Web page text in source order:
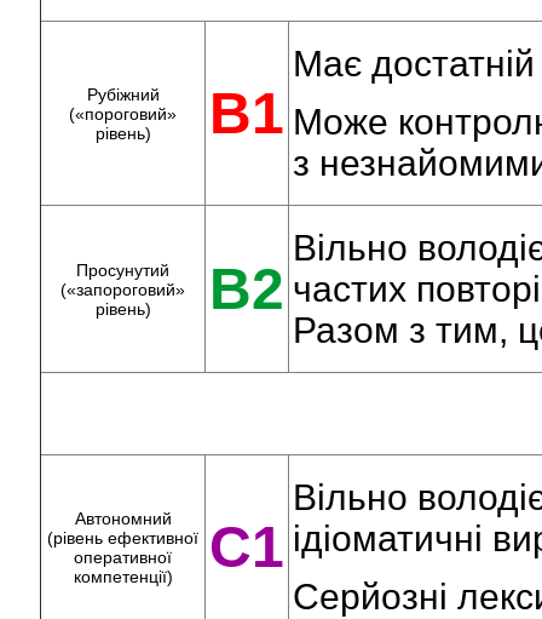
Рубіжний
(«пороговий»
рівень)
B1
Має
Може
з
Просунутий
(«запороговий»
рівень)
B2
Вільно
частих
Разом з тим,
Автономний
(рівень ефективної
оперативної
компетенції)
C1
Вільно
ідіоматичні
Серйозні